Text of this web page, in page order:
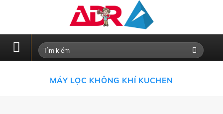
MÁY LỌC KHÔNG KHÍ KUCHEN